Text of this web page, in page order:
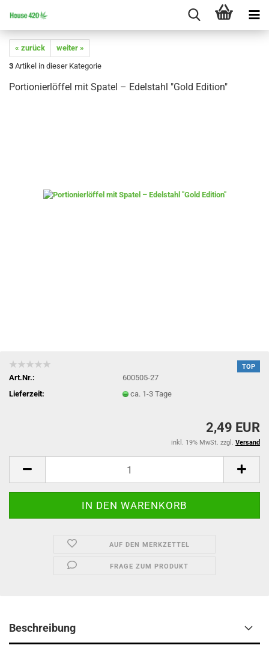
« zurück
weiter »
3 Artikel in dieser Kategorie
Portionierlöffel mit Spatel – Edelstahl "Gold Edition"
TOP
Art.Nr.:
600505-27
Lieferzeit:
ca. 1-3 Tage
2,49 EUR
inkl. 19% MwSt. zzgl. Versand
AUF DEN MERKZETTEL
FRAGE ZUM PRODUKT
Beschreibung